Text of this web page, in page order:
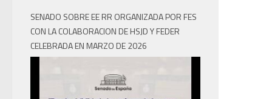
SENADO SOBRE EE RR ORGANIZADA POR FES
CON LA COLABORACION DE HSJD Y FEDER
CELEBRADA EN MARZO DE 2026